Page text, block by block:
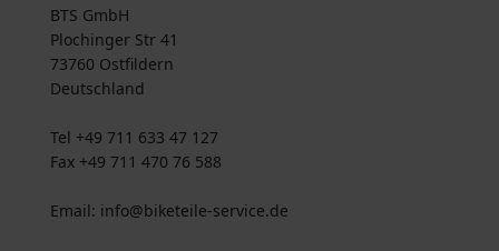
BTS GmbH
Plochinger Str 41
73760 Ostfildern
Deutschland
Tel +49 711 633 47 127
Fax +49 711 470 76 588
Email: info@biketeile-service.de